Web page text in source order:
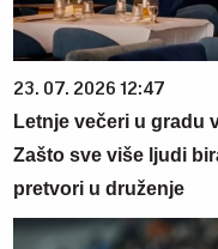
23. 07. 2026 12:47
Letnje večeri u gradu
Zašto sve više ljudi
pretvori u druženje